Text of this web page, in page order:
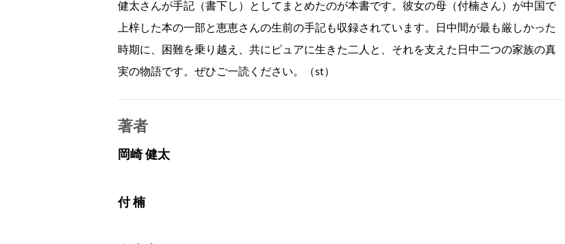
健太さんが手記（書下し）としてまとめたのが本書です。彼女の母（付楠さん）が中国で
上梓した本の一部と恵恵さんの生前の手記も収録されています。日中間が最も厳しかった
時期に、困難を乗り越え、共にピュアに生きた二人と、それを支えた日中二つの家族の真
実の物語です。ぜひご一読ください。（st）
著者
岡崎 健太
付 楠